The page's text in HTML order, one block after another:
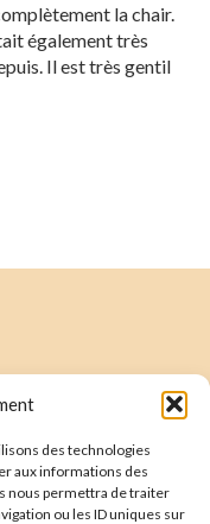
des technologies
aux informations des
nous permettra de traiter
ou les ID uniques sur
la chair.
également très
Il est très gentil
Souscrire